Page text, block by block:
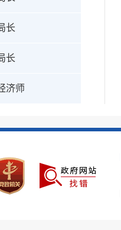
长
长
济师